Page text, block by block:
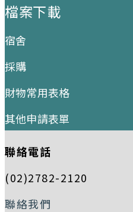
檔案下載
宿舍
採購
財物常用表格
其他申請表單
聯絡電話
(02)2782-2120
聯絡我們